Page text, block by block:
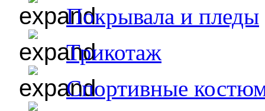
Покрывала и пледы
Трикотаж
Спортивные